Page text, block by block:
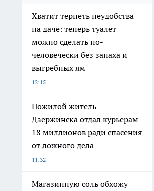
Хватит терпеть неудобства
на даче: теперь туалет
можно сделать по-
человечески без запаха и
выгребных ям
12:15
Пожилой житель
Дзержинска отдал курьерам
18 миллионов ради спасения
от ложного дела
11:32
Магазинную соль обхожу